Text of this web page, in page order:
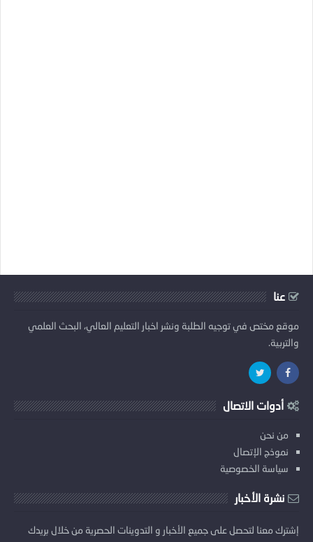
عنا
موقع مختص في توجيه الطلبة ونشر اخبار التعليم العالي، البحث العلمي
والتربية.
أدوات الاتصال
من نحن
نموذج الإتصال
سياسة الخصوصية
نشرة الأخبار
إشترك معنا لتحصل على جميع الأخبار و التدوينات الحصرية من خلال بريدك